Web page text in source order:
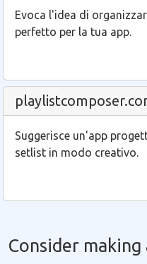
Evoca l'idea di
perfetto per la tua app.
Suggerisce un'app
setlist in modo creativo.
Consider making